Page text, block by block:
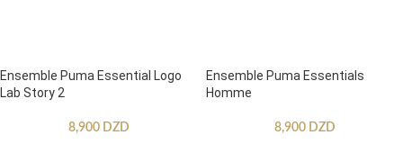
Ensemble Puma Essential Logo
Lab Story 2
8,900 DZD
Ensemble Puma Essentials
Homme
8,900 DZD